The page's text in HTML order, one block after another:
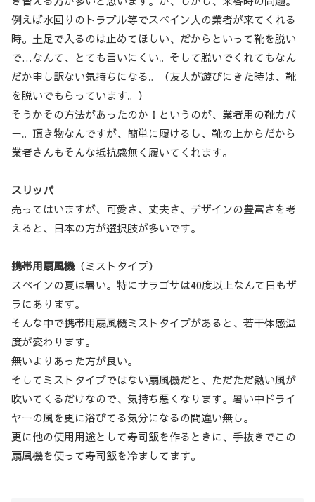
例えば水回りのトラブル等でスペイン人の業者が来てくれる
時。土足で入るのは止めてほしい、だからといって靴を脱い
で…なんて、とても言いにくい。そして脱いでくれてもなん
だか申し訳ない気持ちになる。（友人が遊びにきた時は、靴
を脱いでもらっています。）
そうかその方法があったのか！というのが、業者用の靴カバ
ー。頂き物なんですが、簡単に履けるし、靴の上からだから
業者さんもそんな抵抗感無く履いてくれます。
スリッパ
売ってはいますが、可愛さ、丈夫さ、デザインの豊富さを考
えると、日本の方が選択肢が多いです。
携帯用扇風機（ミストタイプ）
スペインの夏は暑い。特にサラゴサは40度以上なんて日もザ
ラにあります。
そんな中で携帯用扇風機ミストタイプがあると、若干体感温
度が変わります。
無いよりあった方が良い。
そしてミストタイプではない扇風機だと、ただただ熱い風が
吹いてくるだけなので、気持ち悪くなります。暑い中ドライ
ヤーの風を更に浴びてる気分になるの間違い無し。
更に他の使用用途として寿司飯を作るときに、手抜きでこの
扇風機を使って寿司飯を冷ましてます。